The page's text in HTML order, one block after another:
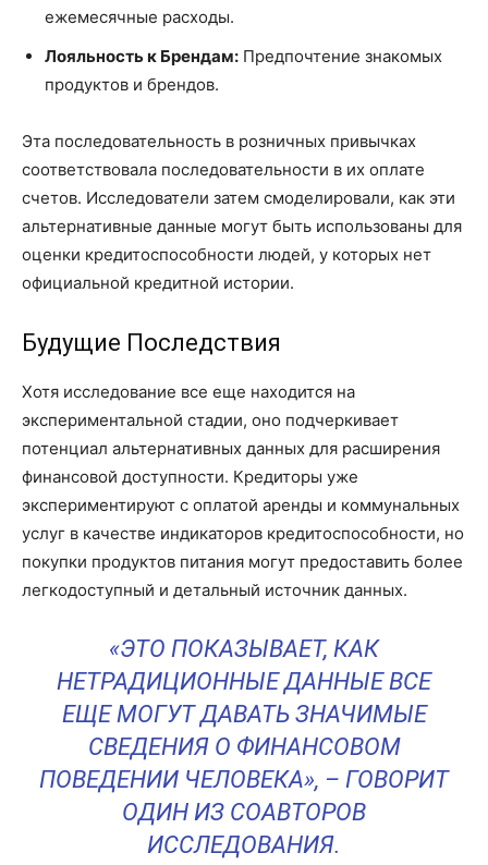
ежемесячные расходы.
Лояльность к Брендам: Предпочтение знакомых
продуктов и брендов.
Эта последовательность в розничных привычках
соответствовала последовательности в их оплате
счетов. Исследователи затем смоделировали, как эти
альтернативные данные могут быть использованы для
оценки кредитоспособности людей, у которых нет
официальной кредитной истории.
Будущие Последствия
Хотя исследование все еще находится на
экспериментальной стадии, оно подчеркивает
потенциал альтернативных данных для расширения
финансовой доступности. Кредиторы уже
экспериментируют с оплатой аренды и коммунальных
услуг в качестве индикаторов кредитоспособности, но
покупки продуктов питания могут предоставить более
легкодоступный и детальный источник данных.
«ЭТО ПОКАЗЫВАЕТ, КАК
НЕТРАДИЦИОННЫЕ ДАННЫЕ ВСЕ
ЕЩЕ МОГУТ ДАВАТЬ ЗНАЧИМЫЕ
СВЕДЕНИЯ О ФИНАНСОВОМ
ПОВЕДЕНИИ ЧЕЛОВЕКА», – ГОВОРИТ
ОДИН ИЗ СОАВТОРОВ
ИССЛЕДОВАНИЯ.